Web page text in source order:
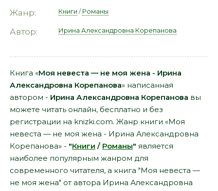
Жанр:
Книги /Романы
Автор: Ирина Александровна Корепанова
Книга «Моя невеста — не моя жена - Ирина
Александровна Корепанова» написанная
автором - Ирина Александровна Корепанова вы
можете читать онлайн, бесплатно и без
регистрации на knizki.com. Жанр книги «Моя
невеста — не моя жена - Ирина Александровна
Корепанова» - "Книги / Романы" является
наиболее популярным жанром для
современного читателя, а книга "Моя невеста —
не моя жена" от автора Ирина Александровна